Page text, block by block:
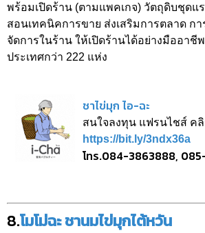
พร้อมเปิดร้าน (ตามแพคเกจ) วัตถุดิบชุดแ
สอนเทคนิคการขาย ส่งเสริมการตลาด กา
จัดการในร้าน ให้เปิดร้านได้อย่างมืออาชี
ประเทศกว่า 222 แห่ง
ชาไข่มุก ไอ-ฉะ
สนใจลงทุน แฟรนไชส์ ค
https://bit.ly/3ndx36a
โทร.084-3863888,
8.โมโม่ฉะ ชานมไข่มุกไต้หวัน